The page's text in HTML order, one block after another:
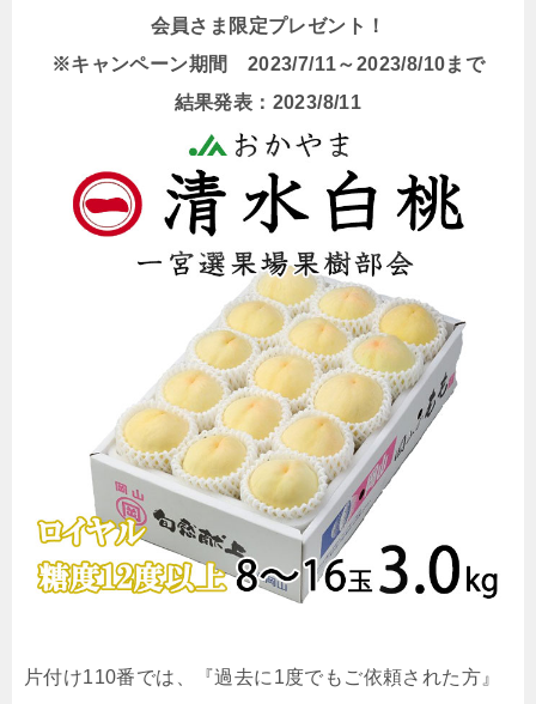
会員さま限定プレゼント！
※キャンペーン期間 2023/7/11～2023/8/10まで
結果発表：2023/8/11
片付け110番では、『過去に1度でもご依頼された方』